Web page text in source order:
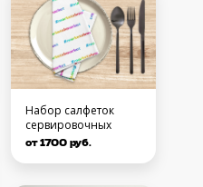
Набор салфеток
сервировочных
от 1700 руб.